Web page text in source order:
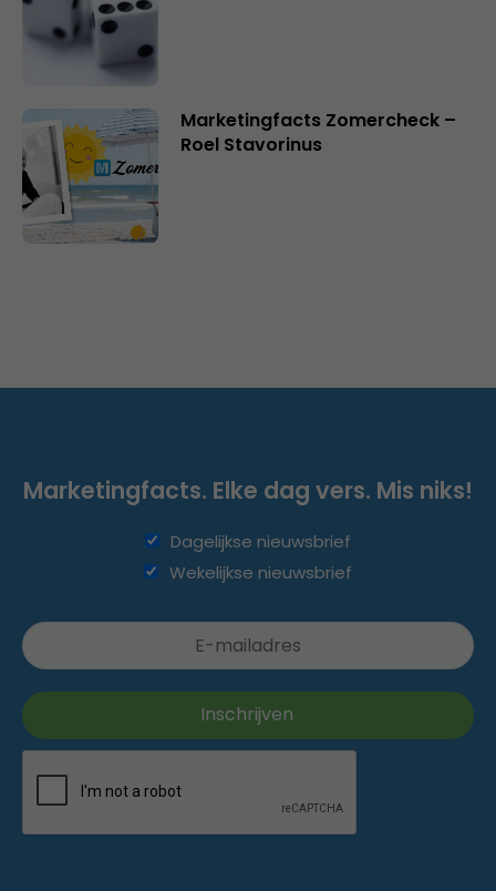
Marketingfacts Zomercheck –
Roel Stavorinus
Marketingfacts. Elke dag vers. Mis niks!
Dagelijkse nieuwsbrief
Wekelijkse nieuwsbrief